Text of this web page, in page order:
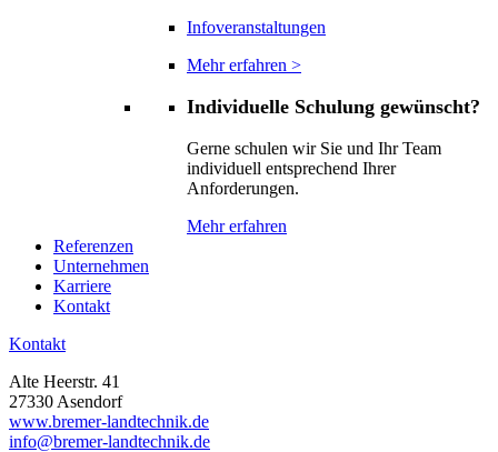
Infoveranstaltungen
Mehr erfahren >
Individuelle Schulung gewünscht?
Gerne schulen wir Sie und Ihr Team
individuell entsprechend Ihrer
Anforderungen.
Mehr erfahren
Referenzen
Unternehmen
Karriere
Kontakt
Kontakt
Alte Heerstr. 41
27330 Asendorf
www.bremer-landtechnik.de
info@bremer-landtechnik.de